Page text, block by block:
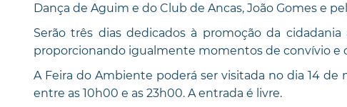
Dança de Aguim e do Club de Ancas, João Gomes e
Serão três dias dedicados à promoção da
proporcionando igualmente momentos de convívio e
A Feira do Ambiente poderá ser visitada no dia 14 de
entre as 10h00 e as 23h00. A entrada é livre.